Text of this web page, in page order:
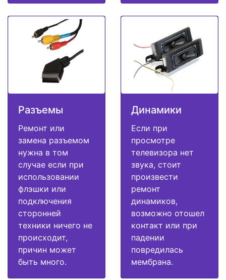
Разъемы
Ремонт или
замена разъемом
нужна в том
случае если при
использовании
флэшки или
подключения
сторонней
техники ничего не
происходит,
причин может
быть много.
Динамики
Если при
просмотре
телевизора нет
звука, стоит
произвести
ремонт
динамиков,
возможно отошел
контакт или при
падении
повредилась
мембрана.